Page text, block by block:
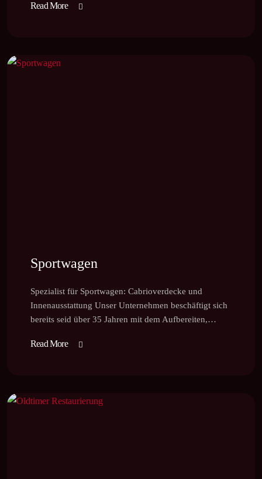
Read More
Sportwagen
Spezialist für Sportwagen: Cabrioverdecke und
Innenausstattung Unser Unternehmen beschäftigt sich
bereits seid über 35 Jahren mit dem Aufbereiten,…
Read More